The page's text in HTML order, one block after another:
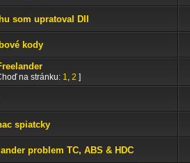
som upratoval DII
kody
na stránku: 1, 2 ]
spiatcky
problem TC, ABS & HDC